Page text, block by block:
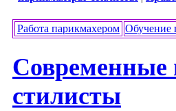
Работа парикмахером Обучение
стилисты